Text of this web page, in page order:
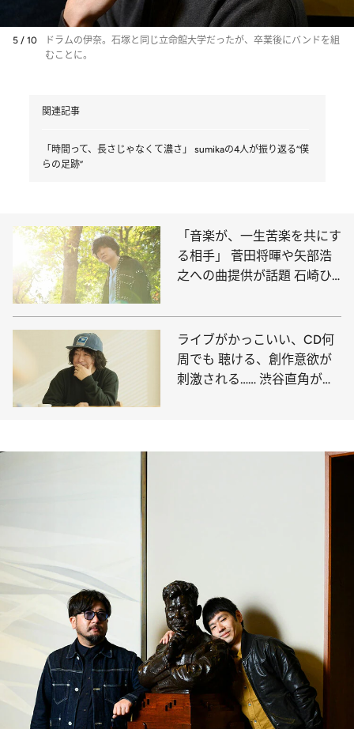
5 / 10
ドラムの伊奈。石塚と同じ立命館大学だったが、卒業後にバンドを組
むことに。
関連記事
「時間って、長さじゃなくて濃さ」 sumikaの4人が振り返る“僕
らの足跡”
「音楽が、一生苦楽を共にす
る相手」 菅田将暉や矢部浩
之への曲提供が話題 石崎ひ
ライブがかっこいい、CD何
周でも 聴ける、創作意欲が
刺激される…… 渋谷直角が推